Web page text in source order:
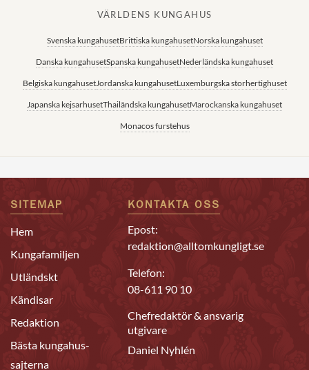
VÄRLDENS KUNGAHUS
Svenska kungahusetBrittiska kungahusetNorska kungahuset
Danska kungahusetSpanska kungahusetNederländska kungahuset
Belgiska kungahusetJordanska kungahusetLuxemburgska storhertighuset
Japanska kejsarhusetThailändska kungahusetMarockanska kungahuset
Monacos furstehus
SITEMAP
Hem
Kungafamiljen
Utländskt
Kändisar
Redaktion
Bästa kungahus-
sajterna
KONTAKTA OSS
Epost:
redaktion@alltomkungligt.se
Telefon:
08-611 90 10
Chefredaktör & ansvarig
utgivare
Daniel Nyhlén